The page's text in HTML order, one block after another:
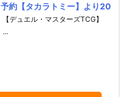
約【タカラトミー】より20
【デュエル・マスターズTCG】
...